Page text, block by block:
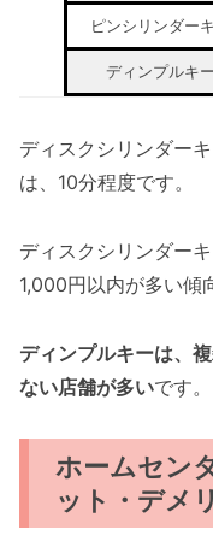
ピンシリンダー
ディンプルキー
ディスクシリンダー
は、10分程度です。
ディスクシリンダー
1,000円以内が多い傾
ディンプルキーは、
ない店舗が多いです。
ホームセン
ット・デメ